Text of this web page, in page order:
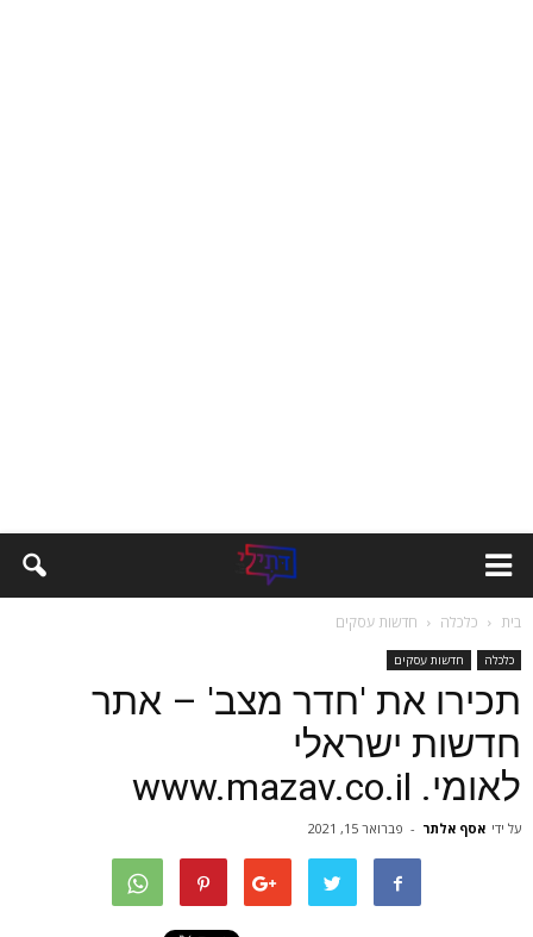
בית כלכלה חדשות עסקים
כלכלה חדשות עסקים
תכירו את 'חדר מצב' – אתר
חדשות ישראלי
לאומי. www.mazav.co.il
על ידי אסף אלתר - פברואר 15, 2021